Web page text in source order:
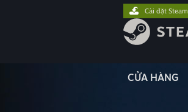
CỬA HÀNG
Cài đặt Steam